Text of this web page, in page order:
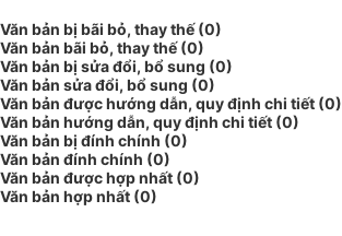
Văn bản bị bãi bỏ, thay thế (0)
Văn bản bãi bỏ, thay thế (0)
Văn bản bị sửa đổi, bổ sung (0)
Văn bản sửa đổi, bổ sung (0)
Văn bản được hướng dẫn, quy định chi tiết (0)
Văn bản hướng dẫn, quy định chi tiết (0)
Văn bản bị đính chính (0)
Văn bản đính chính (0)
Văn bản được hợp nhất (0)
Văn bản hợp nhất (0)